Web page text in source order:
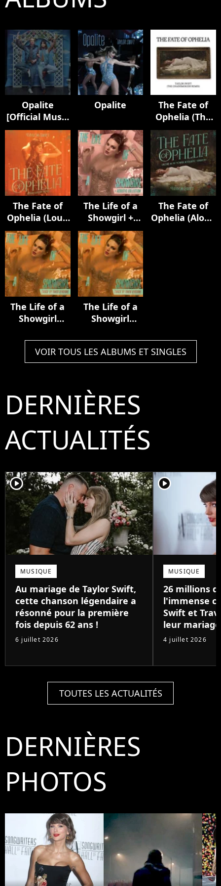
Opalite
[Official Music
Video
(Extended
Versions)]
Opalite
The Fate of
Ophelia (The
Chainsmokers
Remix)
The Fate of
Ophelia (Loud
Luxury Remix)
The Life of a
Showgirl +
Acoustic
Collection
The Fate of
Ophelia (Alone
The Life of a
Showgirl
Track Version)
The Life of a
Showgirl
Track Version)
VOIR TOUS LES ALBUMS ET SINGLES
DERNIÈRES
ACTUALITÉS
player2
MUSIQUE
Au mariage de Taylor Swift,
cette chanson légendaire a
résonné pour la première
fois depuis 62 ans !
6 juillet 2026
player2
MUSIQUE
26 millions
l'immense
Swift et
leur mariage
4 juillet 2026
TOUTES LES ACTUALITÉS
DERNIÈRES
PHOTOS